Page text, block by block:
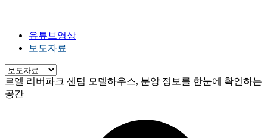
유튜브영상
보도자료
르엘 리버파크 센텀 모델하우스, 분양 정보를 한눈에 확인하는
공간